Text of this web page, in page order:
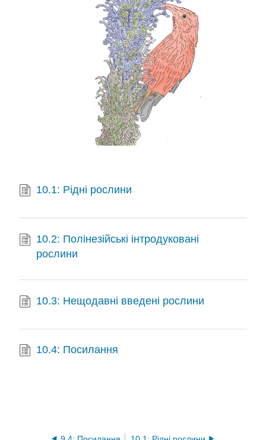
10.1: Рідні рослини
10.2: Полінезійські інтродуковані
рослини
10.3: Нещодавні введені рослини
10.4: Посилання